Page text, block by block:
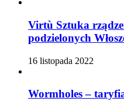
Virtù Sztuka
podzielonych
16 listopada 2022
Wormholes –